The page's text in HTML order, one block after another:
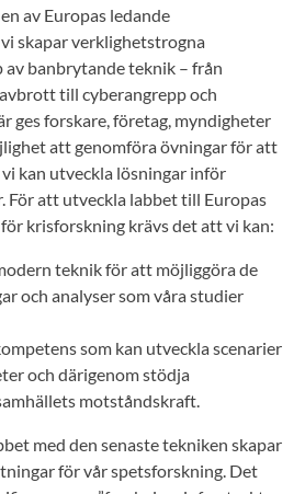
av Europas ledande
skapar verklighetstrogna
av banbrytande teknik – från
till cyberangrepp och
ges forskare, företag, myndigheter
att genomföra övningar för att
kan utveckla lösningar inför
För att utveckla labbet till Europas
krisforskning krävs det att vi kan:
teknik för att möjliggöra de
och analyser som våra studier
som kan utveckla scenarier
och därigenom stödja
motståndskraft.
med den senaste tekniken skapar
för vår spetsforskning. Det